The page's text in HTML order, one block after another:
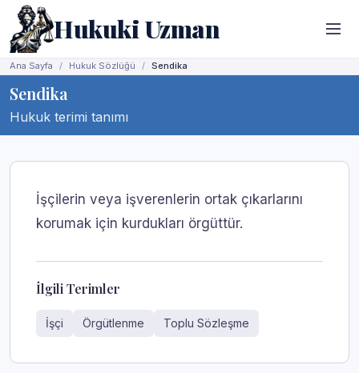
Hukuki Uzman
Ana Sayfa Hukuk Sözlüğü Sendika
Sendika
Hukuk terimi tanımı
İşçilerin veya işverenlerin ortak çıkarlarını
korumak için kurdukları örgüttür.
İlgili Terimler
İşçi Örgütlenme Toplu Sözleşme